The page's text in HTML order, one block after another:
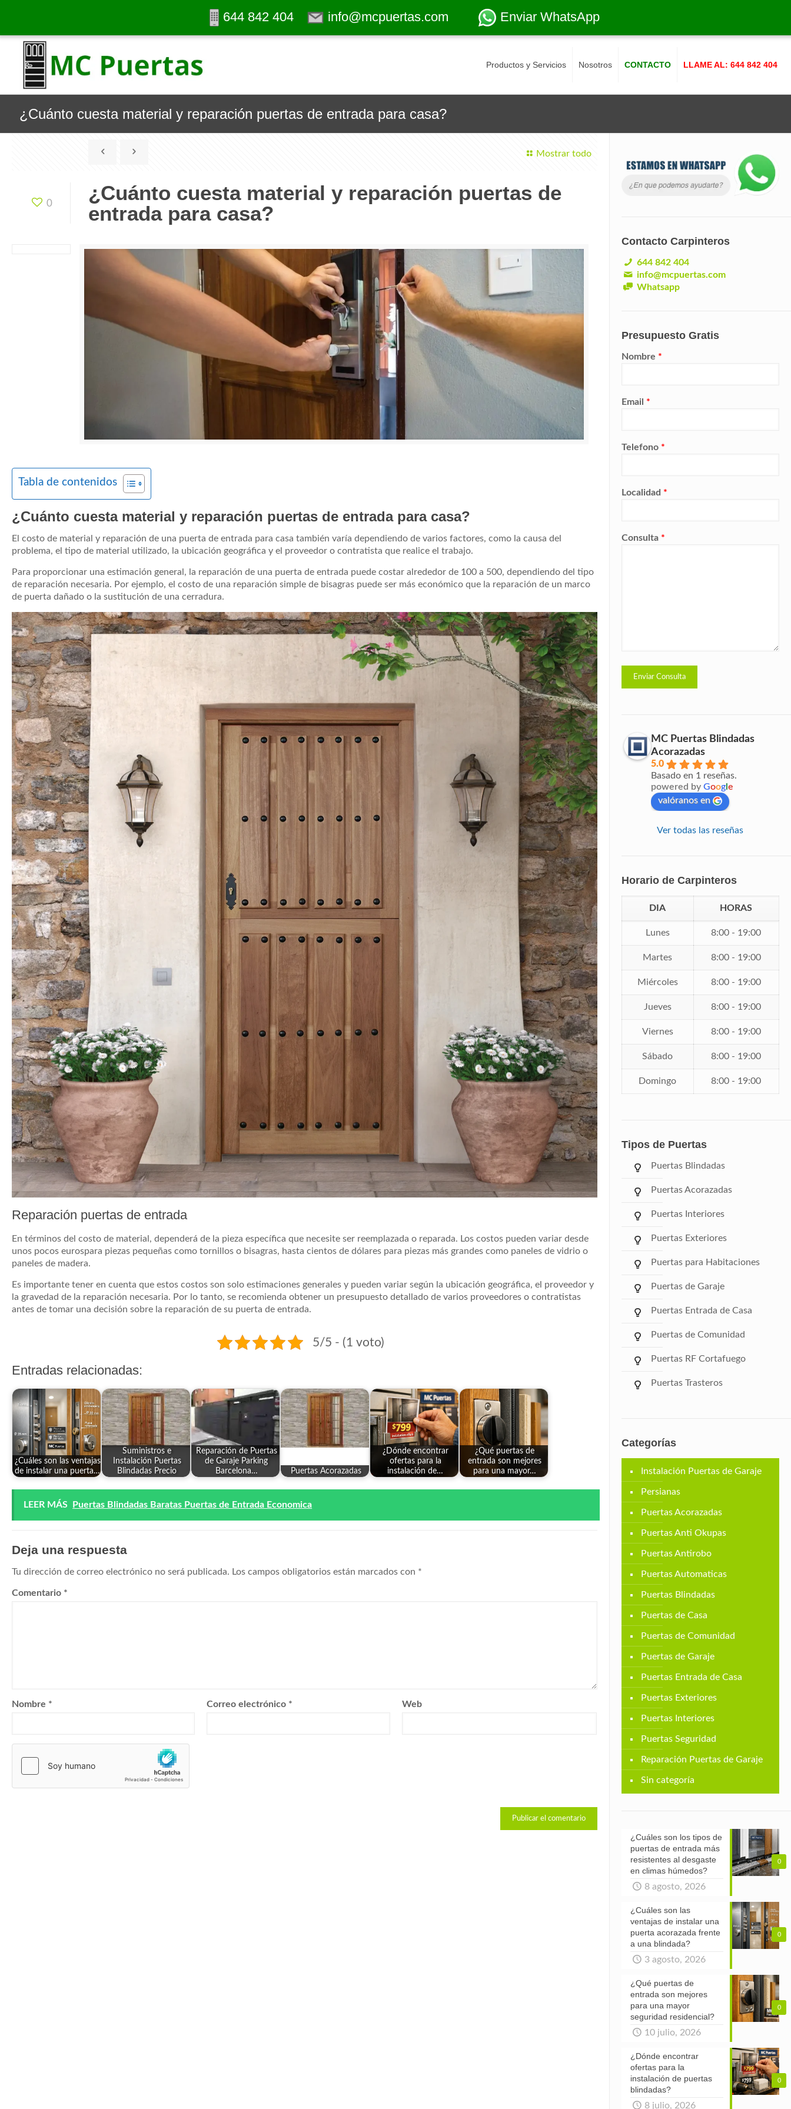
644 842 404 info@mcpuertas.com Enviar WhatsApp
Productos y Servicios Nosotros CONTACTO LLAME AL: 644 842 404
¿Cuánto cuesta material y reparación puertas de entrada para casa?
Mostrar todo
0
¿Cuánto cuesta material y reparación puertas de
entrada para casa?
Tabla de contenidos
¿Cuánto cuesta material y reparación puertas de entrada para casa?
El costo de material y reparación de una puerta de entrada para casa también varía dependiendo de varios factores, como la causa del
problema, el tipo de material utilizado, la ubicación geográfica y el proveedor o contratista que realice el trabajo.
Para proporcionar una estimación general, la reparación de una puerta de entrada puede costar alrededor de 100 a 500, dependiendo del tipo
de reparación necesaria. Por ejemplo, el costo de una reparación simple de bisagras puede ser más económico que la reparación de un marco
de puerta dañado o la sustitución de una cerradura.
Reparación puertas de entrada
En términos del costo de material, dependerá de la pieza específica que necesite ser reemplazada o reparada. Los costos pueden variar desde
unos pocos eurospara piezas pequeñas como tornillos o bisagras, hasta cientos de dólares para piezas más grandes como paneles de vidrio o
paneles de madera.
Es importante tener en cuenta que estos costos son solo estimaciones generales y pueden variar según la ubicación geográfica, el proveedor y
la gravedad de la reparación necesaria. Por lo tanto, se recomienda obtener un presupuesto detallado de varios proveedores o contratistas
antes de tomar una decisión sobre la reparación de su puerta de entrada.
5/5 - (1 voto)
Entradas relacionadas:
¿Cuáles son las ventajas
de instalar una puerta…
Suministros e
Instalación Puertas
Blindadas Precio
Reparación de Puertas
de Garaje Parking
Barcelona…
Puertas Acorazadas
¿Dónde encontrar
ofertas para la
instalación de…
¿Qué puertas de
entrada son mejores
para una mayor…
LEER MÁS Puertas Blindadas Baratas Puertas de Entrada Economica
Deja una respuesta
Tu dirección de correo electrónico no será publicada. Los campos obligatorios están marcados con *
Comentario *
Nombre * Correo electrónico * Web
Contacto Carpinteros
644 842 404
info@mcpuertas.com
Whatsapp
Presupuesto Gratis
Nombre *
Email *
Telefono *
Localidad *
Consulta *
MC Puertas Blindadas
Acorazadas
5.0
Basado en 1 reseñas.
powered by Googl e
valóranos en
Ver todas las reseñas
Horario de Carpinteros
DIA HORAS
Lunes 8:00 - 19:00
Martes 8:00 - 19:00
Miércoles 8:00 - 19:00
Jueves 8:00 - 19:00
Viernes 8:00 - 19:00
Sábado 8:00 - 19:00
Domingo 8:00 - 19:00
Tipos de Puertas
Puertas Blindadas
Puertas Acorazadas
Puertas Interiores
Puertas Exteriores
Puertas para Habitaciones
Puertas de Garaje
Puertas Entrada de Casa
Puertas de Comunidad
Puertas RF Cortafuego
Puertas Trasteros
Categorías
Instalación Puertas de Garaje
Persianas
Puertas Acorazadas
Puertas Anti Okupas
Puertas Antirobo
Puertas Automaticas
Puertas Blindadas
Puertas de Casa
Puertas de Comunidad
Puertas de Garaje
Puertas Entrada de Casa
Puertas Exteriores
Puertas Interiores
Puertas Seguridad
Reparación Puertas de Garaje
Sin categoría
0
¿Cuáles son los tipos de
puertas de entrada más
resistentes al desgaste
en climas húmedos?
8 agosto, 2026
0
¿Cuáles son las
ventajas de instalar una
puerta acorazada frente
a una blindada?
3 agosto, 2026
0
¿Qué puertas de
entrada son mejores
para una mayor
seguridad residencial?
10 julio, 2026
0
¿Dónde encontrar
ofertas para la
instalación de puertas
blindadas?
8 julio, 2026